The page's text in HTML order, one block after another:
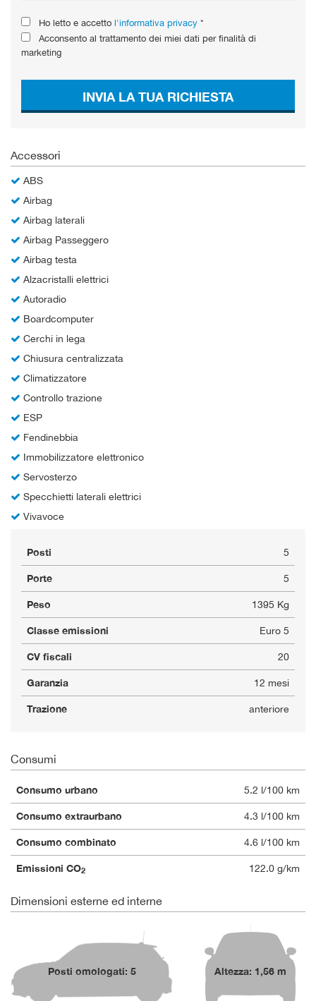
Ho letto e accetto l'informativa privacy *
Acconsento al trattamento dei miei dati per finalità di
marketing
INVIA LA TUA RICHIESTA
Accessori
ABS
Airbag
Airbag laterali
Airbag Passeggero
Airbag testa
Alzacristalli elettrici
Autoradio
Boardcomputer
Cerchi in lega
Chiusura centralizzata
Climatizzatore
Controllo trazione
ESP
Fendinebbia
Immobilizzatore elettronico
Servosterzo
Specchietti laterali elettrici
Vivavoce
Posti 5
Porte 5
Peso 1395 Kg
Classe emissioni Euro 5
CV fiscali 20
Garanzia 12 mesi
Trazione anteriore
Consumi
Consumo urbano 5.2 l/100 km
Consumo extraurbano 4.3 l/100 km
Consumo combinato 4.6 l/100 km
Emissioni CO2 122.0 g/km
Dimensioni esterne ed interne
Posti omologati: 5 Altezza: 1,56 m